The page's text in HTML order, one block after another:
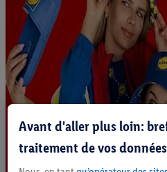
Avant d'aller plus loin:
traitement de vos données